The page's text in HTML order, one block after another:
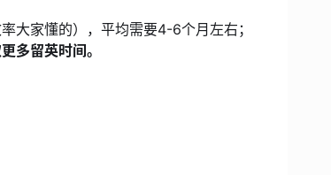
大家懂的），平均需要4-6个月左右；
多留英时间。